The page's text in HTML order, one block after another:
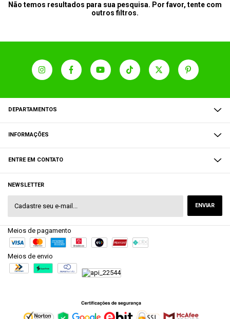
Não temos resultados para sua pesquisa. Por favor, tente com
outros filtros.
DEPARTAMENTOS
INFORMAÇÕES
ENTRE EM CONTATO
NEWSLETTER
Meios de pagamento
Meios de envio